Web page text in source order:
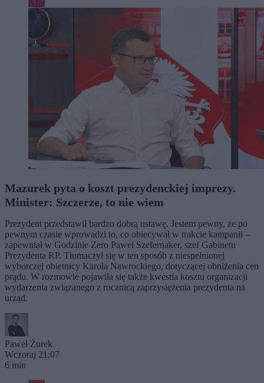
Kraj
Mazurek pyta o koszt prezydenckiej imprezy.
Minister: Szczerze, to nie wiem
Prezydent przedstawił bardzo dobrą ustawę. Jestem pewny, że po
pewnym czasie wprowadzi to, co obiecywał w trakcie kampanii –
zapewniał w Godzinie Zero Paweł Szefernaker, szef Gabinetu
Prezydenta RP. Tłumaczył się w ten sposób z niespełnionej
wyborczej obietnicy Karola Nawrockiego, dotyczącej obniżenia cen
prądu. W rozmowie pojawiła się także kwestia kosztu organizacji
wydarzenia związanego z rocznicą zaprzysiężenia prezydenta na
urząd.
Paweł Żurek
Wczoraj 21:07
6 min